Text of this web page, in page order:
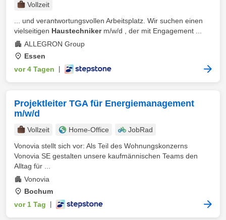
Vollzeit
... und verantwortungsvollen Arbeitsplatz. Wir suchen einen
vielseitigen Haustechnikerm/w/d , der mit Engagement ...
ALLEGRON Group
Essen
vor 4 Tagen
Projektleiter TGA für Energiemanagement
m/w/d
Vollzeit Home-Office
JobRad
Vonovia stellt sich vor: Als Teil des Wohnungskonzerns
Vonovia SE gestalten unsere kaufmännischen Teams den
Alltag für ...
Vonovia
Bochum
vor 1 Tag